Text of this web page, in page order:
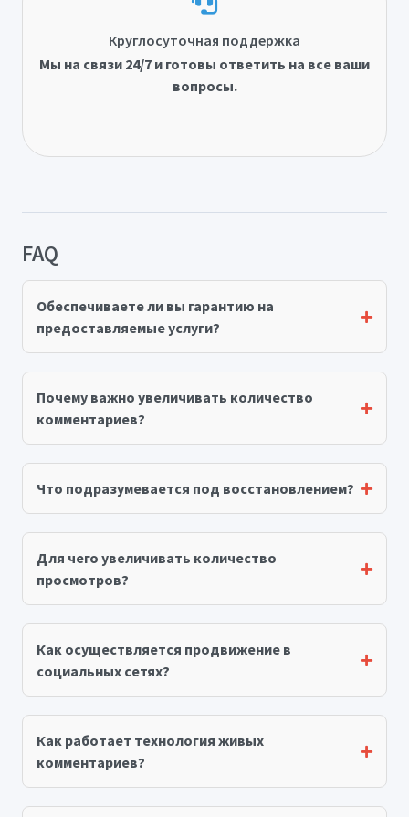
Круглосуточная поддержка
Мы на связи 24/7 и готовы ответить на все ваши
вопросы.
FAQ
Обеспечиваете ли вы гарантию на
предоставляемые услуги?
Почему важно увеличивать количество
комментариев?
Что подразумевается под восстановлением?
Для чего увеличивать количество
просмотров?
Как осуществляется продвижение в
социальных сетях?
Как работает технология живых
комментариев?